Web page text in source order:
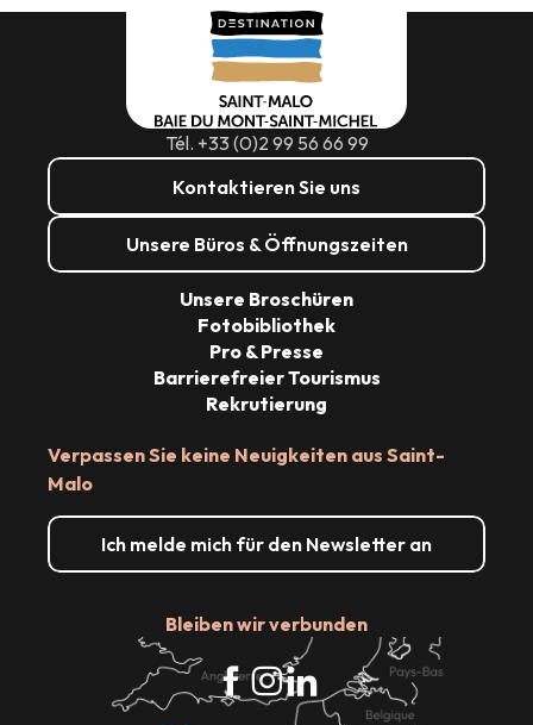
Tél. +33 (0)2 99 56 66 99
Kontaktieren Sie uns
Unsere Büros & Öffnungszeiten
Verpassen Sie keine Neuigkeiten aus Saint-
Malo
Ich melde mich für den Newsletter an
Bleiben wir verbunden
Unsere Broschüren
Fotobibliothek
Pro & Presse
Barrierefreier Tourismus
Rekrutierung